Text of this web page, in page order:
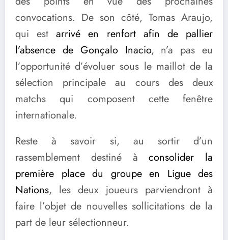
convocations. De son côté, Tomas Araujo,
qui estarrivé en renfort afin de pallier
l’absence de Gonçalo Inacio, n’a pas eu
l’opportunité d’évoluer sous le maillot de la
sélection principale au cours des deux
matchs qui composent cette fenêtre
internationale.
Reste à savoir si, au sortir d’un
rassemblement destiné àconsolider la
première place du groupe en Ligue des
Nations, les deux joueurs parviendront à
faire l’objet de nouvelles sollicitations de la
part de leur sélectionneur.